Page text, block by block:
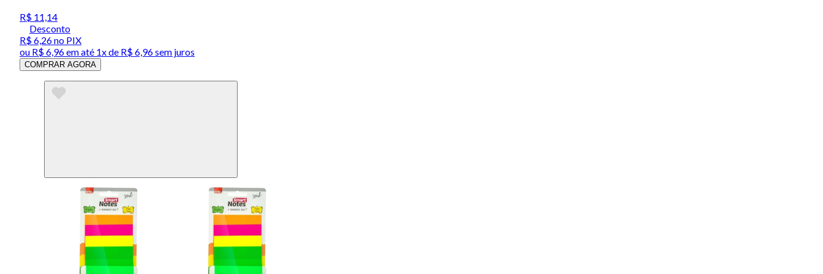
R$ 11,14
Desconto
R$ 6,26no PIX
ou R$ 6,96em até 1x de R$ 6,96sem juros
COMPRAR AGORA